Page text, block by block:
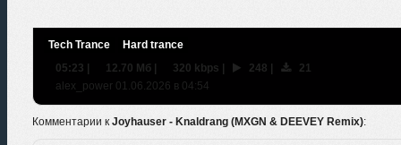
Tech Trance
Hard trance
05:23 | 12.70 Мб | 320 kbps | 248 |
21
alex_power 01.06.2026 в 04:54
Комментарии к Joyhauser - Knaldrang (MXGN & DEEVEY Remix):